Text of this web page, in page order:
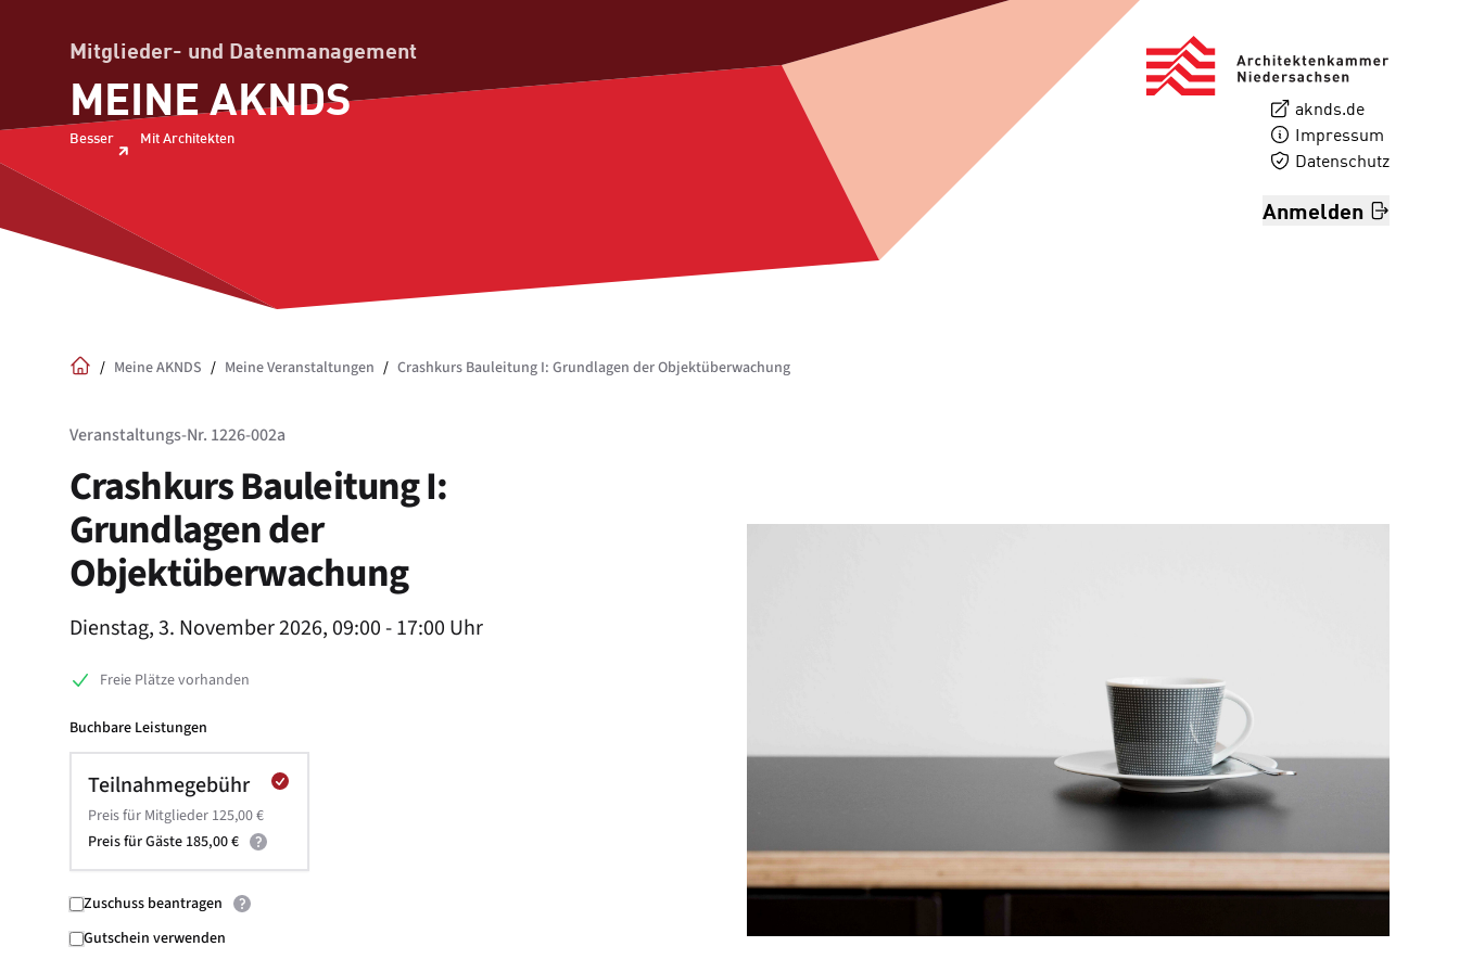
Mitglieder- und Datenmanagement
MEINE AKNDS
Besser Mit Architekten
aknds.de
Impressum
Datenschutz
Anmelden
/ Meine AKNDS / Meine Veranstaltungen / Crashkurs Bauleitung I: Grundlagen der Objektüberwachung
Veranstaltungs-Nr. 1226-002a
Crashkurs Bauleitung I:
Grundlagen der
Objektüberwachung
Product information
Dienstag, 3. November 2026, 09:00 - 17:00 Uhr
Freie Plätze vorhanden
Buchbare Leistungen
Teilnahmegebühr
Preis für Mitglieder 125,00 €
Preis für Gäste 185,00 €
Zuschuss beantragen
Gutschein verwenden